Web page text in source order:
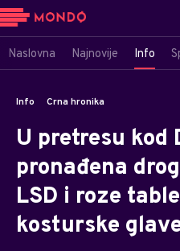
Naslovna Najnovije Info
Info Crna hronika
U pretresu kod
pronađena
LSD i roze
kosturske